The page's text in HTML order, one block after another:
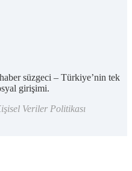
süzgeci – Türkiye’nin tek
girişimi.
Veriler Politikası